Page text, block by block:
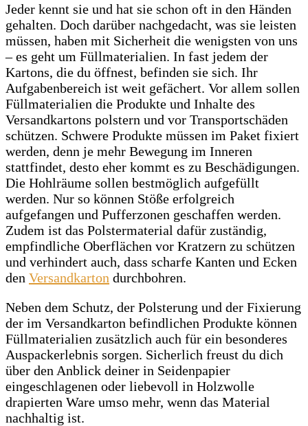
Jeder kennt sie und hat sie schon oft in den Händen
gehalten. Doch darüber nachgedacht, was sie leisten
müssen, haben mit Sicherheit die wenigsten von uns
– es geht um Füllmaterialien. In fast jedem der
Kartons, die du öffnest, befinden sie sich. Ihr
Aufgabenbereich ist weit gefächert. Vor allem sollen
Füllmaterialien die Produkte und Inhalte des
Versandkartons polstern und vor Transportschäden
schützen. Schwere Produkte müssen im Paket fixiert
werden, denn je mehr Bewegung im Inneren
stattfindet, desto eher kommt es zu Beschädigungen.
Die Hohlräume sollen bestmöglich aufgefüllt
werden. Nur so können Stöße erfolgreich
aufgefangen und Pufferzonen geschaffen werden.
Zudem ist das Polstermaterial dafür zuständig,
empfindliche Oberflächen vor Kratzern zu schützen
und verhindert auch, dass scharfe Kanten und Ecken
den Versandkarton durchbohren.
Neben dem Schutz, der Polsterung und der Fixierung
der im Versandkarton befindlichen Produkte können
Füllmaterialien zusätzlich auch für ein besonderes
Auspackerlebnis sorgen. Sicherlich freust du dich
über den Anblick deiner in Seidenpapier
eingeschlagenen oder liebevoll in Holzwolle
drapierten Ware umso mehr, wenn das Material
nachhaltig ist.